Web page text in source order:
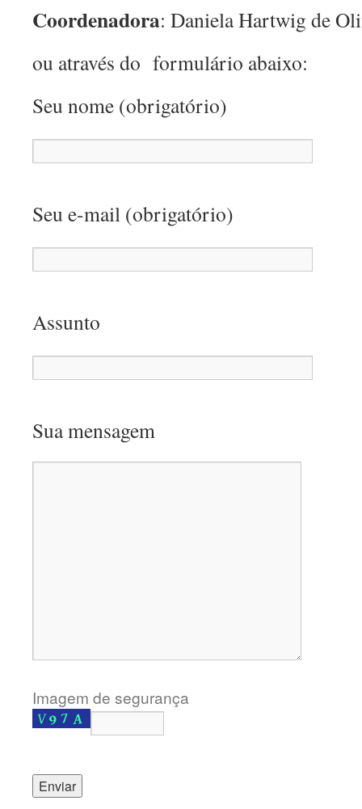
Coordenadora: Daniela Hartwig de
ou através do formulário abaixo:
Seu nome (obrigatório)
Seu e-mail (obrigatório)
Assunto
Sua mensagem
Imagem de segurança